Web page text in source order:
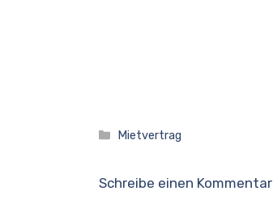
Kategorien
Mietvertrag
Schreibe einen Kommentar